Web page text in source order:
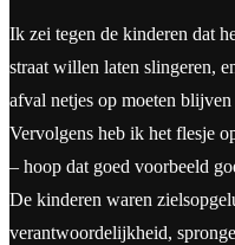
Ik zei tegen de kinderen dat
straat willen laten slingeren,
afval netjes op moeten
Vervolgens heb ik het flesje
– hoop dat goed voorbeeld
De kinderen waren
verantwoordelijkheid,